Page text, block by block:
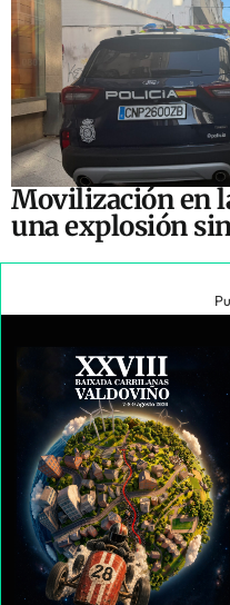
Movilización en
una explosión